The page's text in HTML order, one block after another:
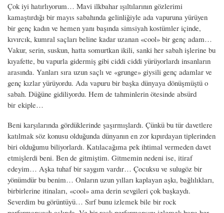
Çok iyi hatırlıyorum… Mavi ilkbahar ışıltılarının gözlerimi
kamaştırdığı bir mayıs sabahında gelinliğiyle ada vapuruna yürüyen
bir genç kadın ve hemen yanı başında simsiyah kostümler içinde,
kıvırcık, kumral saçları beline kadar uzanan «cool» bir genç adam…
Vakur, serin, suskun, hatta somurtkan ikili, sanki her sabah işlerine bu
kıyafette, bu vapurla gidermiş gibi ciddi ciddi yürüyorlardı insanların
arasında. Yanları sıra uzun saçlı ve «grunge» giysili genç adamlar ve
genç kızlar yürüyordu. Ada vapuru bir başka dünyaya dönüşmüştü o
sabah. Düğüne gidiliyordu. Hem de tahminlerin ötesinde absürd
bir ekiple…
Beni karşılarında gördüklerinde şaşırmışlardı. Çünkü bu tür davetlere
katılmak söz konusu olduğunda dünyanın en zor kıpırdayan tiplerinden
biri olduğumu biliyorlardı. Katılacağıma pek ihtimal vermeden davet
etmişlerdi beni. Ben de gitmiştim. Gitmemin nedeni ise, itiraf
edeyim… Aşka tuhaf bir saygım vardır… Çocuksu ve sulugöz bir
yönümdür bu benim… Onların uzun yılları kaplayan aşkı, bağlılıkları,
birbirlerine itinaları, «cool» ama derin sevgileri çok başkaydı.
Severdim bu görüntüyü… Sırf bunu izlemek bile bir rock